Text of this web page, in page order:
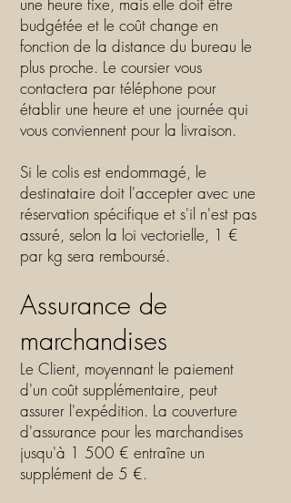
budgétée et le coût change en
fonction de la distance du bureau le
plus proche. Le coursier vous
contactera par téléphone pour
établir une heure et une journée qui
vous conviennent pour la livraison.
Si le colis est endommagé, le
destinataire doit l'accepter avec une
réservation spécifique et s'il n'est pas
assuré, selon la loi vectorielle, 1 €
par kg sera remboursé.
Assurance de
marchandises
Le Client, moyennant le paiement
d'un coût supplémentaire, peut
assurer l'expédition. La couverture
d'assurance pour les marchandises
jusqu'à 1 500 € entraîne un
supplément de 5 €.